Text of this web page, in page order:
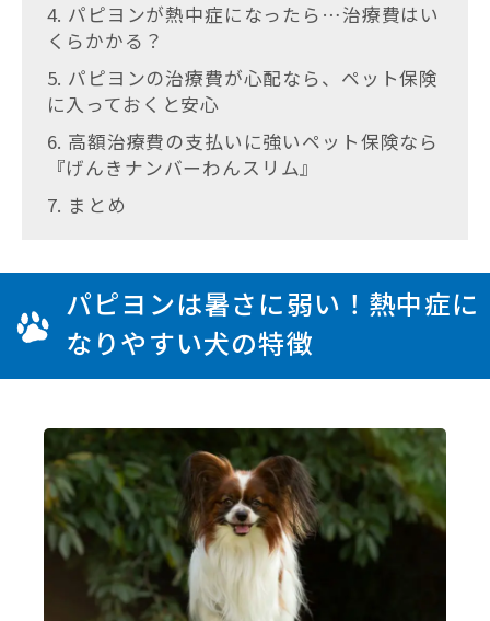
4. パピヨンが熱中症になったら…治療費はい
くらかかる？
5. パピヨンの治療費が心配なら、ペット保険
に入っておくと安心
6. 高額治療費の支払いに強いペット保険なら
『げんきナンバーわんスリム』
7. まとめ
パピヨンは暑さに弱い！熱中症に
なりやすい犬の特徴